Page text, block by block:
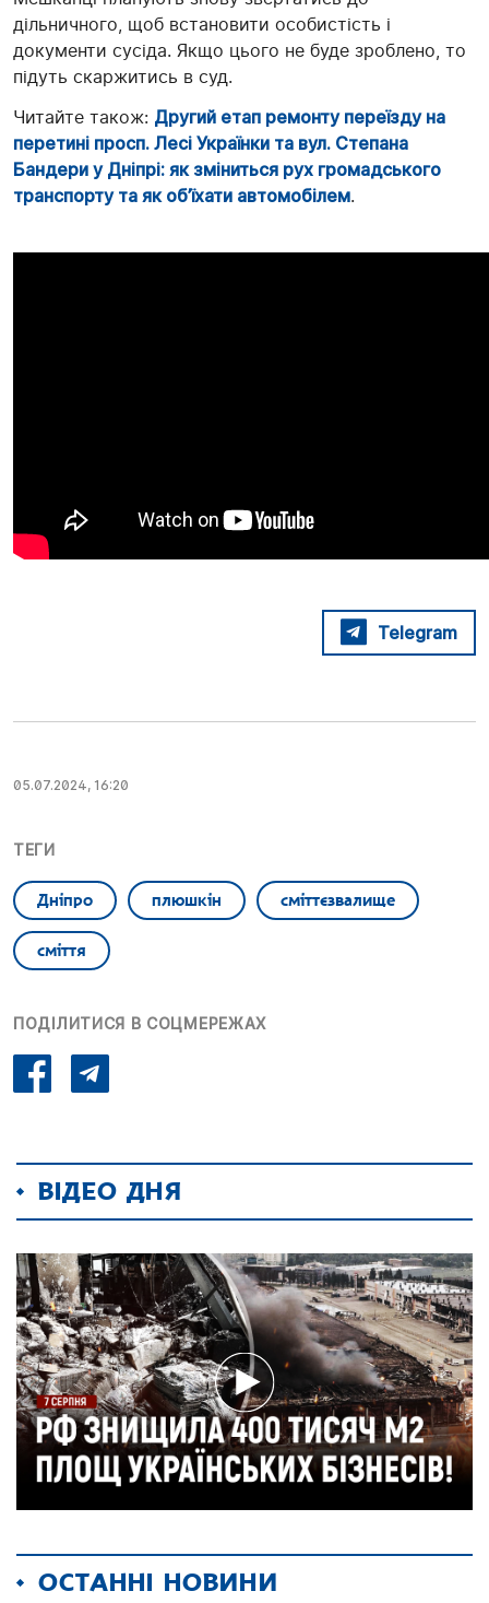
дільничного, щоб встановити особистість і
документи сусіда. Якщо цього не буде зроблено, то
підуть скаржитись в суд.
Читайте також: Другий етап ремонту переїзду на
перетині просп. Лесі Українки та вул. Степана
Бандери у Дніпрі: як зміниться рух громадського
транспорту та як об’їхати автомобілем.
Telegram
05.07.2024, 16:20
ТЕГИ
Дніпро плюшкін сміттєзвалище
сміття
ПОДІЛИТИСЯ В СОЦМЕРЕЖАХ
ВІДЕО ДНЯ
ОСТАННІ НОВИНИ